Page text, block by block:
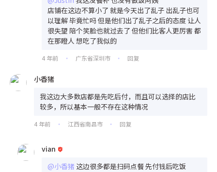
店铺在这边不算小了 就是今天出了乱子 出乱子也可
以理解 毕竟忙吗 但是他们出了乱子之后的态度 让人
很失望 陪个笑脸也就过去了 但他们比客人更厉害 都
在那瞪人 想吃了我似的
4 年前 • 广东省深圳市 • 回复
小香猪
我这边大多数店都是先吃后付，而且可以选择的店比
较多，所以基本一般不存在这种情况
4 年前 • 江西省南昌市 • 回复
vian
@小香猪 这边很多都是扫码点餐 先付钱后吃饭